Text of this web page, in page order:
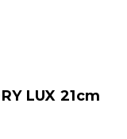
LUX 21cm